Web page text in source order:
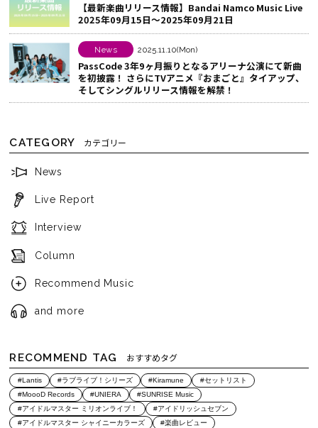
【最新楽曲リリース情報】Bandai Namco Music Live
2025年09月15日～2025年09月21日
News 2025.11.10(Mon)
PassCode 3年9ヶ月振りとなるアリーナ公演にて新曲
を初披露！ さらにTVアニメ『おまごと』タイアップ、
そしてシングルリリース情報を解禁！
CATEGORY カテゴリー
News
Live Report
Interview
Column
Recommend Music
and more
RECOMMEND TAG おすすめタグ
#Lantis #ラブライブ！シリーズ #Kiramune
#セットリスト
#MoooD Records
#UNIERA
#SUNRISE Music
#アイドルマスター ミリオンライブ！
#アイドリッシュセブン
#アイドルマスター シャイニーカラーズ
#楽曲レビュー